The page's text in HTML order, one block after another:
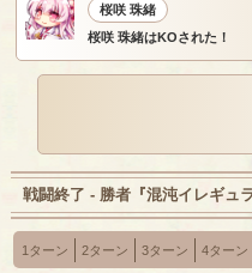
桜咲 珠緒
桜咲 珠緒はKOされた！
戦闘終了 - 勝者『混沌イレギュ
1ターン 2ターン 3ターン 4ターン